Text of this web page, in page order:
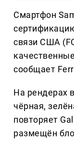
Смартфон
связи США
сообщает
На рендерах
чёрная,
повторяет
размещён